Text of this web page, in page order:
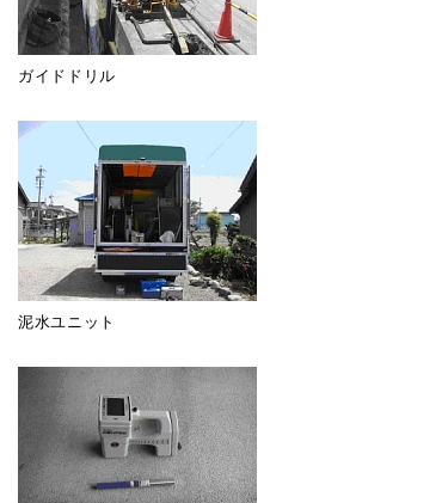
ガイドドリル
泥水ユニット